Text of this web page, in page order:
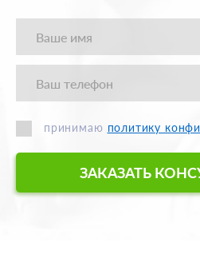
принимаю политику
ЗАКАЗАТЬ